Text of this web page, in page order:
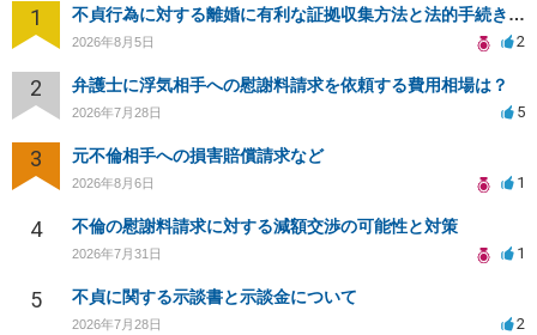
1 不貞行為に対する離婚に有利な証拠収集方法と法的手続きについて
2026年8月5日 2
2 弁護士に浮気相手への慰謝料請求を依頼する費用相場は？
2026年7月28日 5
3 元不倫相手への損害賠償請求など
2026年8月6日 1
4 不倫の慰謝料請求に対する減額交渉の可能性と対策
2026年7月31日 1
5 不貞に関する示談書と示談金について
2026年7月28日 2